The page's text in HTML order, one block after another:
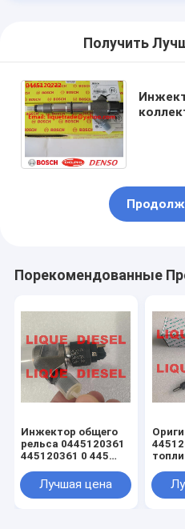
Получить
Порекомендованные
Инжектор общего
рельса 0445120361
445120361 0 445
Лучшая цена
120